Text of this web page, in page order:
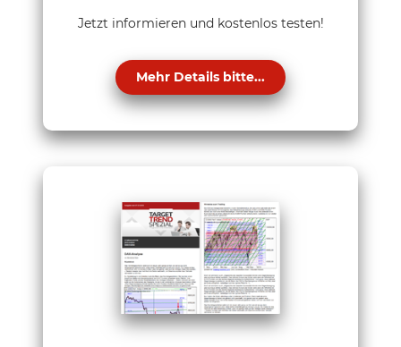
Jetzt informieren und kostenlos testen!
Mehr Details bitte...